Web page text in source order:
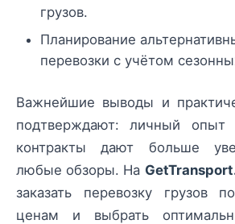
грузов.
Планирование
перевозки с учётом
Важнейшие выводы и
подтверждают: личный опыт
контракты дают больше
любые обзоры. На
заказать перевозку грузов
ценам и выбрать